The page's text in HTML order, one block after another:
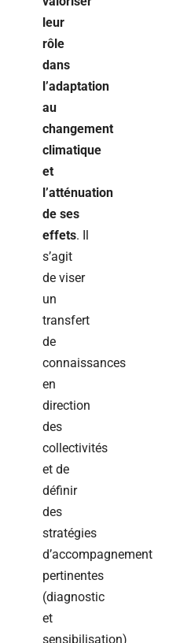
leur
rôle
dans
l’adaptation
au
changement
climatique
et
l’atténuation
de ses
effets. Il
s’agit
de viser
un
transfert
de
connaissances
en
direction
des
collectivités
et de
définir
des
stratégies
d’accompagnement
pertinentes
(diagnostic
et
sensibilisation)